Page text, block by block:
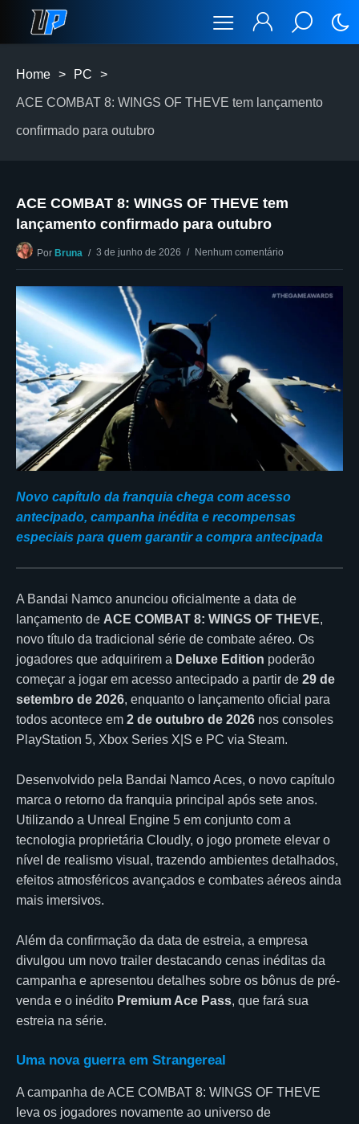
Home > PC >
ACE COMBAT 8: WINGS OF THEVE tem lançamento
confirmado para outubro
ACE COMBAT 8: WINGS OF THEVE tem
lançamento confirmado para outubro
Por Bruna 3 de junho de 2026 Nenhum comentário
Novo capítulo da franquia chega com acesso
antecipado, campanha inédita e recompensas
especiais para quem garantir a compra antecipada
A Bandai Namco anunciou oficialmente a data de
lançamento de ACE COMBAT 8: WINGS OF THEVE,
novo título da tradicional série de combate aéreo. Os
jogadores que adquirirem a Deluxe Edition poderão
começar a jogar em acesso antecipado a partir de 29 de
setembro de 2026, enquanto o lançamento oficial para
todos acontece em 2 de outubro de 2026 nos consoles
PlayStation 5, Xbox Series X|S e PC via Steam.
Desenvolvido pela Bandai Namco Aces, o novo capítulo
marca o retorno da franquia principal após sete anos.
Utilizando a Unreal Engine 5 em conjunto com a
tecnologia proprietária Cloudly, o jogo promete elevar o
nível de realismo visual, trazendo ambientes detalhados,
efeitos atmosféricos avançados e combates aéreos ainda
mais imersivos.
Além da confirmação da data de estreia, a empresa
divulgou um novo trailer destacando cenas inéditas da
campanha e apresentou detalhes sobre os bônus de pré-
venda e o inédito Premium Ace Pass, que fará sua
estreia na série.
Uma nova guerra em Strangereal
A campanha de ACE COMBAT 8: WINGS OF THEVE
leva os jogadores novamente ao universo de